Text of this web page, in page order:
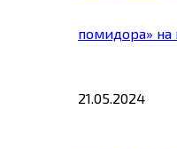
помидора» на
21.05.2024